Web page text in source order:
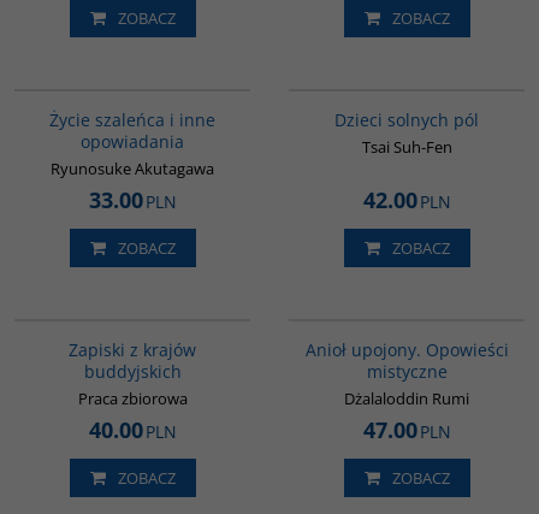
ZOBACZ ZOBACZ
Życie szaleńca i inne
opowiadania
Ryunosuke Akutagawa
33.00PLN
ZOBACZ
Dzieci solnych pól
Tsai Suh-Fen
42.00PLN
ZOBACZ
Zapiski z krajów
buddyjskich
Praca zbiorowa
40.00PLN
ZOBACZ
Anioł upojony. Opowieści
mistyczne
Dżalaloddin Rumi
47.00PLN
ZOBACZ